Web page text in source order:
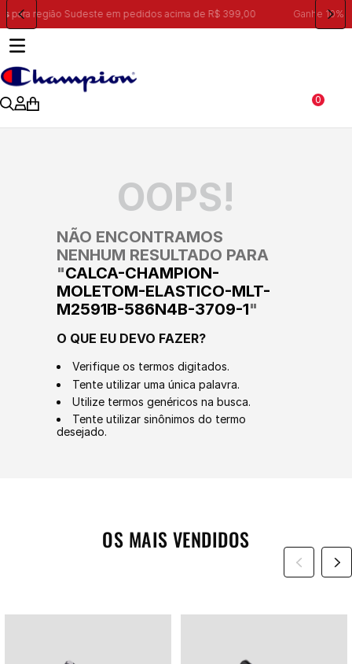
Ganhe 10% na primeira compra, utilizando o cupom:
0
OOPS!
NÃO ENCONTRAMOS
NENHUM RESULTADO PARA
"CALCA-CHAMPION-
MOLETOM-ELASTICO-MLT-
M2591B-586N4B-3709-1"
O QUE EU DEVO FAZER?
Verifique os termos digitados.
Tente utilizar uma única palavra.
Utilize termos genéricos na busca.
Tente utilizar sinônimos do termo
desejado.
OS MAIS VENDIDOS